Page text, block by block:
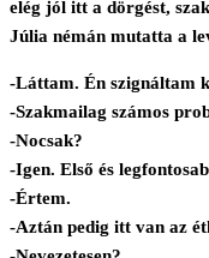
elég jól itt a dörgést,
Júlia némán mutatta a
-Láttam. Én szignáltam
-Szakmailag számos
-Nocsak?
-Igen. Első és
-Értem.
-Aztán pedig itt van az